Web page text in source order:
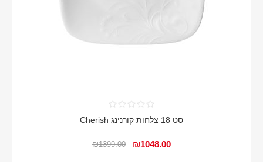
סט 18 צלחות קורנינג Cherish
₪1048.00
₪1399.00